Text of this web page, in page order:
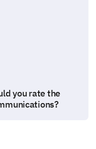
you rate the